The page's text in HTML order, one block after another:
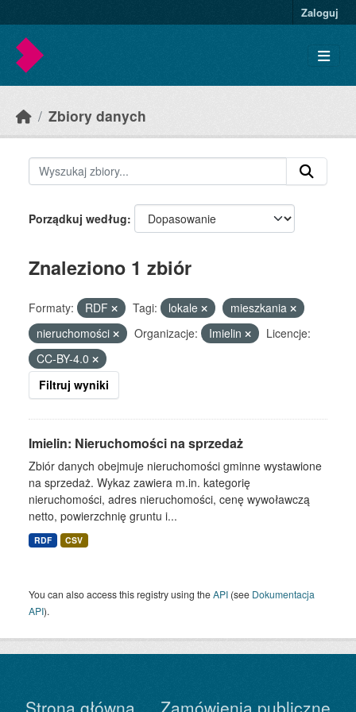
Zaloguj
Zbiory danych
Porządkuj według
Znaleziono 1 zbiór
Formaty: RDF Tagi: lokale
mieszkania
nieruchomości
Organizacje: Imielin
Licencje:
CC-BY-4.0
Filtruj wyniki
Imielin: Nieruchomości na sprzedaż
Zbiór danych obejmuje nieruchomości gminne wystawione
na sprzedaż. Wykaz zawiera m.in. kategorię
nieruchomości, adres nieruchomości, cenę wywoławczą
netto, powierzchnię gruntu i...
RDF CSV
You can also access this registry using theAPI (see Dokumentacja
API).
Strona główna Zamówienia publiczne